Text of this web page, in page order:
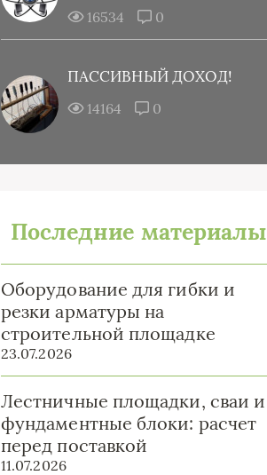
16534 0
ПАССИВНЫЙ ДОХОД!
14164 0
Последние материалы
Оборудование для гибки и
резки арматуры на
строительной площадке
23.07.2026
Лестничные площадки, сваи и
фундаментные блоки: расчет
перед поставкой
11.07.2026